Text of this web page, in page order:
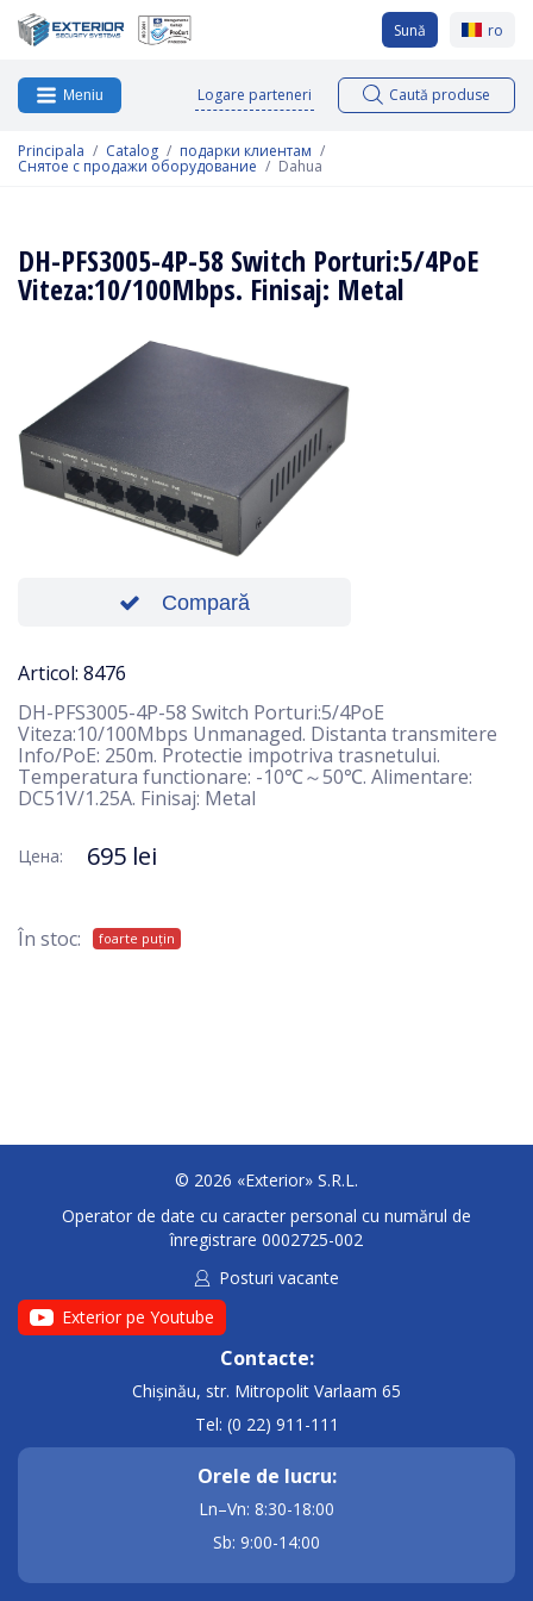
Sună ro
Meniu Logare parteneri Caută produse
Principala Catalog подарки клиентам
Снятое с продажи оборудование Dahua
DH-PFS3005-4P-58 Switch Porturi:5/4PoE
Viteza:10/100Mbps. Finisaj: Metal
Compară
Articol: 8476
DH-PFS3005-4P-58 Switch Porturi:5/4PoE
Viteza:10/100Mbps Unmanaged. Distanta transmitere
Info/PoE: 250m. Protectie impotriva trasnetului.
Temperatura functionare: -10℃～50℃. Alimentare:
DC51V/1.25A. Finisaj: Metal
Цена: 695 lei
În stoc: foarte puțin
© 2026 «Exterior» S.R.L.
Operator de date cu caracter personal cu numărul de
înregistrare 0002725-002
Posturi vacante
Exterior pe Youtube
Contacte:
Chișinău, str. Mitropolit Varlaam 65
Tel: (0 22) 911-111
Orele de lucru:
Ln–Vn: 8:30-18:00
Sb: 9:00-14:00